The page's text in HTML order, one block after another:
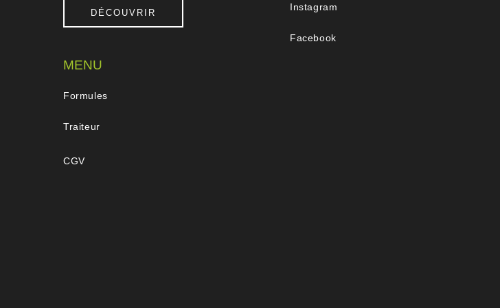
DÉCOUVRIR
MENU
Formules
Traiteur
CGV
Instagram
Facebook